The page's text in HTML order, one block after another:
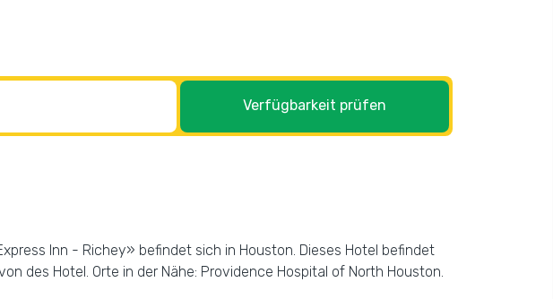
Verfügbarkeit prüfen
Inn - Richey» befindet sich in Houston. Dieses Hotel befindet
des Hotel. Orte in der Nähe: Providence Hospital of North Houston.